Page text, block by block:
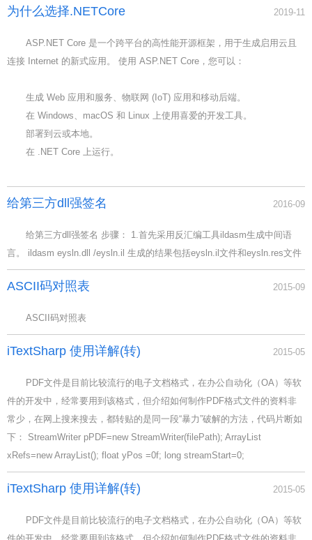
为什么选择.NETCore 2019-11
ASP.NET Core 是一个跨平台的高性能开源框架，用于生成启用云且
连接 Internet 的新式应用。 使用 ASP.NET Core，您可以：
生成 Web 应用和服务、物联网 (IoT) 应用和移动后端。
在 Windows、macOS 和 Linux 上使用喜爱的开发工具。
部署到云或本地。
在 .NET Core 上运行。
给第三方dll强签名 2016-09
给第三方dll强签名 步骤： 1.首先采用反汇编工具ildasm生成中间语
言。 ildasm eysln.dll /eysln.il 生成的结果包括eysln.il文件和eysln.res文件
ASCII码对照表 2015-09
ASCII码对照表
iTextSharp 使用详解(转) 2015-05
PDF文件是目前比较流行的电子文档格式，在办公自动化（OA）等软
件的开发中，经常要用到该格式，但介绍如何制作PDF格式文件的资料非
常少，在网上搜来搜去，都转贴的是同一段“暴力”破解的方法，代码片断如
下： StreamWriter pPDF=new StreamWriter(filePath); ArrayList
xRefs=new ArrayList(); float yPos =0f; long streamStart=0;
iTextSharp 使用详解(转) 2015-05
PDF文件是目前比较流行的电子文档格式，在办公自动化（OA）等软